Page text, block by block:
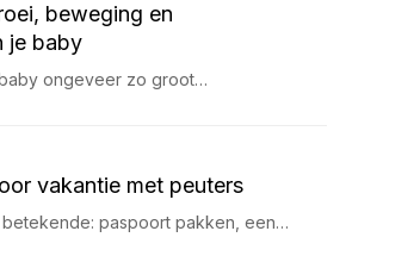
beweging en
je baby
ongeveer zo groot…
vakantie met peuters
paspoort pakken, een…